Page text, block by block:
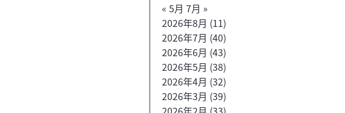
« 5月 7月 »
2026年8月 (11)
2026年7月 (40)
2026年6月 (43)
2026年5月 (38)
2026年4月 (32)
2026年3月 (39)